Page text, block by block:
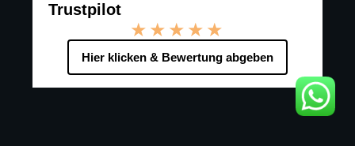
Trustpilot
★★★★★
Hier klicken & Bewertung abgeben